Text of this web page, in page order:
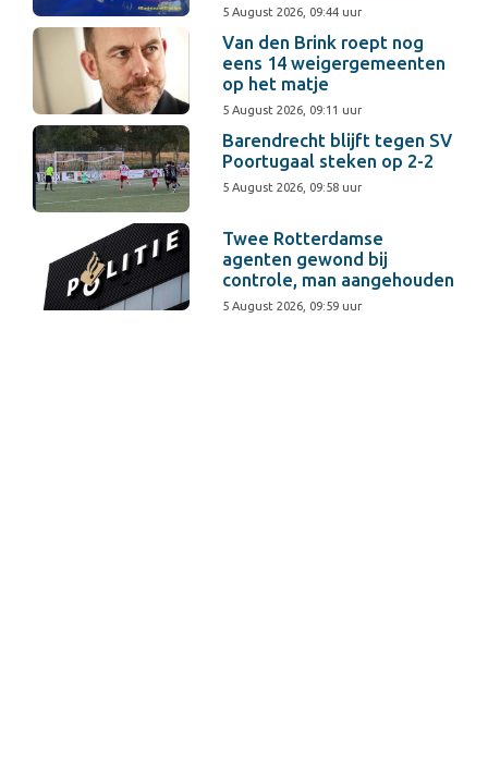
5 August 2026, 09:44 uur
Van den Brink roept nog
eens 14 weigergemeenten
op het matje
5 August 2026, 09:11 uur
Barendrecht blijft tegen SV
Poortugaal steken op 2-2
5 August 2026, 09:58 uur
Twee Rotterdamse
agenten gewond bij
controle, man aangehouden
5 August 2026, 09:59 uur